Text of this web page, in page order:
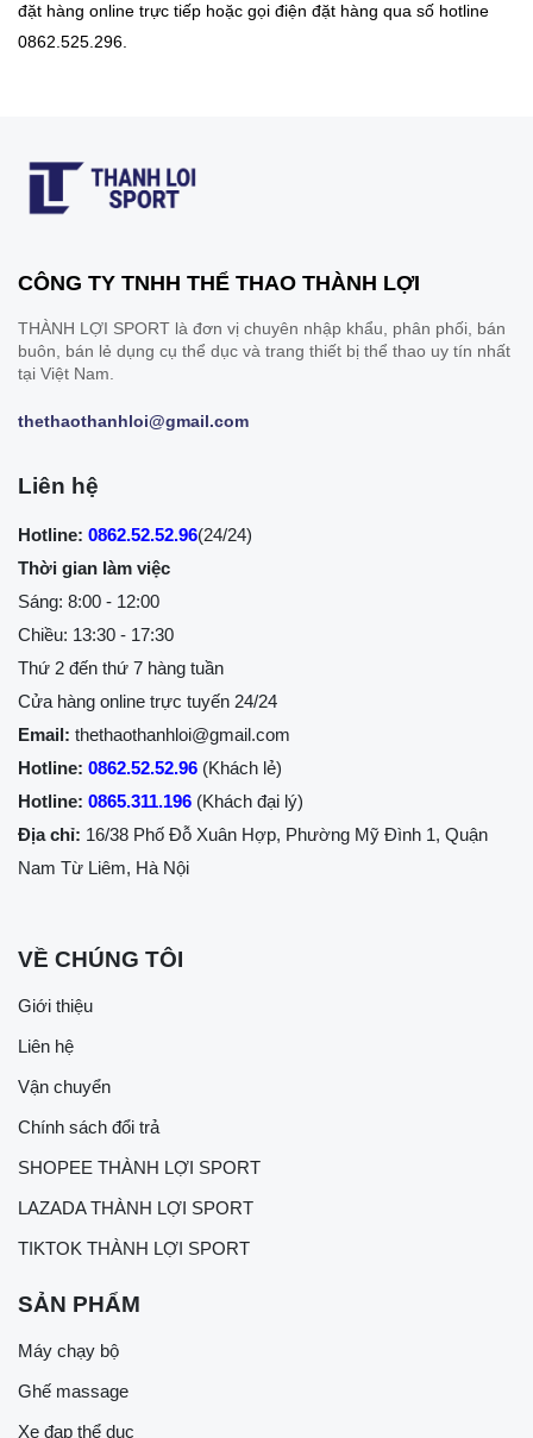
đặt hàng online trực tiếp hoặc gọi điện đặt hàng qua số hotline
0862.525.296.
CÔNG TY TNHH THỂ THAO THÀNH LỢI
THÀNH LỢI SPORT là đơn vị chuyên nhập khẩu, phân phối, bán
buôn, bán lẻ dụng cụ thể dục và trang thiết bị thể thao uy tín nhất
tại Việt Nam.
thethaothanhloi@gmail.com
Liên hệ
Hotline: 0862.52.52.96(24/24)
Thời gian làm việc
Sáng: 8:00 - 12:00
Chiều: 13:30 - 17:30
Thứ 2 đến thứ 7 hàng tuần
Cửa hàng online trực tuyến 24/24
Email: thethaothanhloi@gmail.com
Hotline: 0862.52.52.96 (Khách lẻ)
Hotline: 0865.311.196 (Khách đại lý)
Địa chỉ: 16/38 Phố Đỗ Xuân Hợp, Phường Mỹ Đình 1, Quận
Nam Từ Liêm, Hà Nội
VỀ CHÚNG TÔI
Giới thiệu
Liên hệ
Vận chuyển
Chính sách đổi trả
SHOPEE THÀNH LỢI SPORT
LAZADA THÀNH LỢI SPORT
TIKTOK THÀNH LỢI SPORT
SẢN PHẨM
Máy chạy bộ
Ghế massage
Xe đạp thể dục